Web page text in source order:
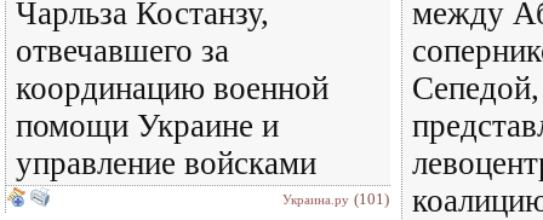
Чарльза Костанзу,
отвечавшего за
координацию военной
помощи Украине и
управление войсками
Украина.ру (101)
между
Сепедой,